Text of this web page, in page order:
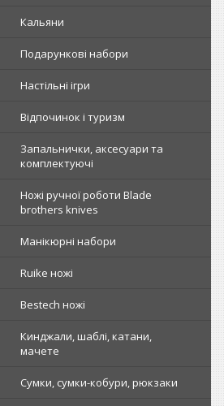
Кальяни
Подарункові набори
Настільні ігри
Відпочинок і туризм
Запальнички, аксесуари та
комплектуючі
Ножі ручної роботи Blade
brothers knives
Манікюрні набори
Ruike ножі
Bestech ножі
Кинджали, шаблі, катани,
мачете
Сумки, сумки-кобури, рюкзаки